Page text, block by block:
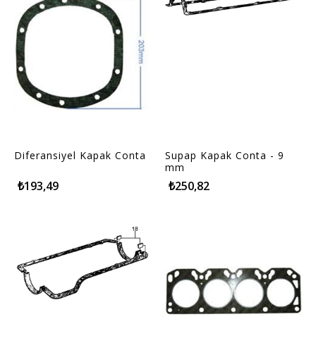
Diferansiyel Kapak Conta
₺193,49
Supap Kapak Conta - 9
mm
₺250,82